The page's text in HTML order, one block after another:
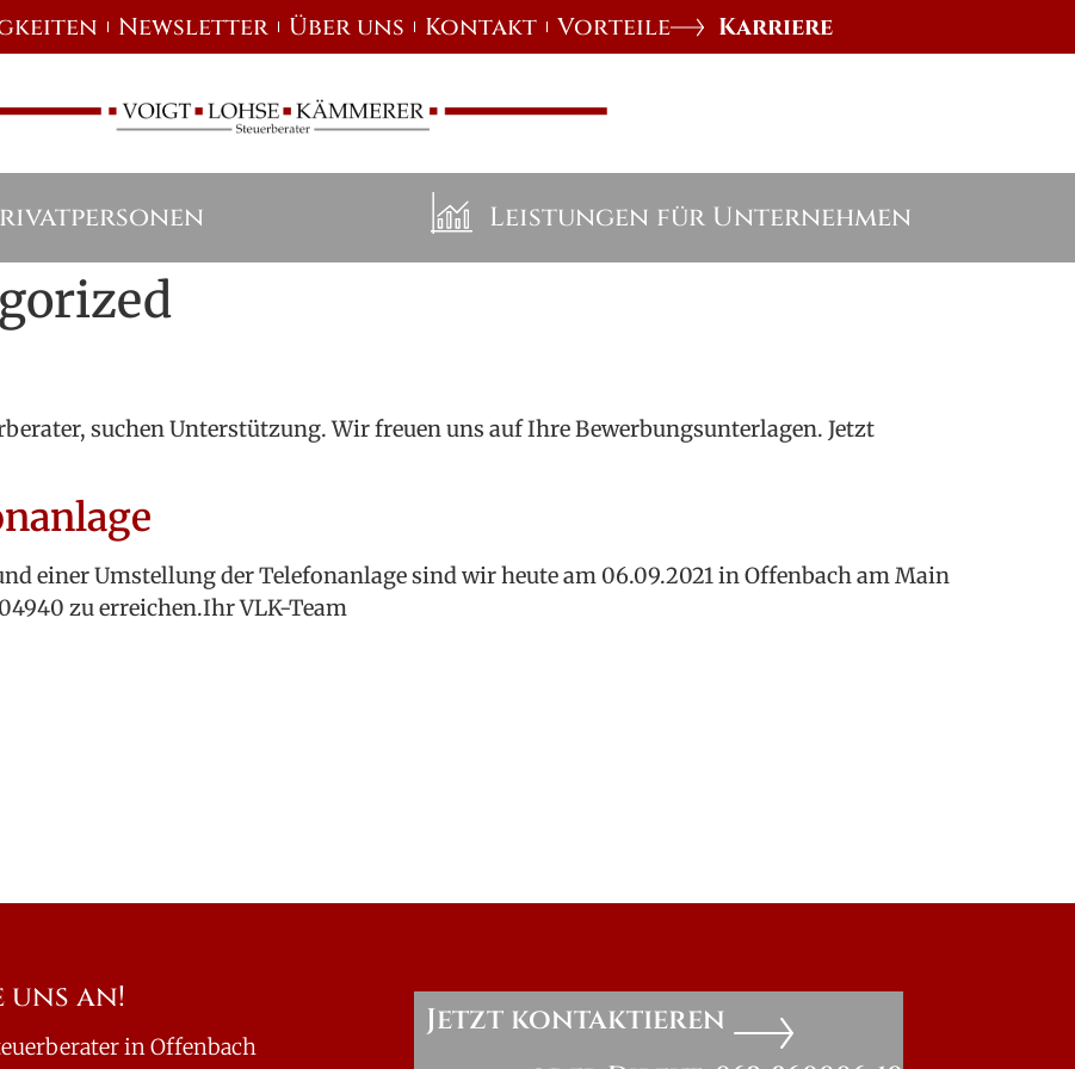
Newsletter Über uns Kontakt Vorteile Karriere
Leistungen für Unternehmen
suchen Unterstützung. Wir freuen uns auf Ihre Bewerbungsunterlagen. Jetzt
einer Umstellung der Telefonanlage sind wir heute am 06.09.2021 in Offenbach am Main
zu erreichen.Ihr VLK-Team
uns an!
in Offenbach
Jetzt kontaktieren